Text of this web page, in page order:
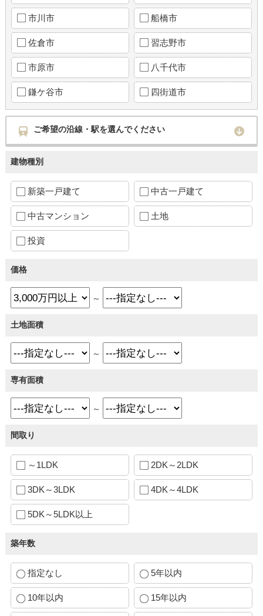
市川市 船橋市
佐倉市 習志野市
市原市 八千代市
鎌ケ谷市 四街道市
ご希望の沿線・駅を選んでください
建物種別
新築一戸建て 中古一戸建て
中古マンション 土地
投資
価格
～
土地面積
～
専有面積
～
間取り
～1LDK 2DK～2LDK
3DK～3LDK 4DK～4LDK
5DK～5LDK以上
築年数
指定なし 5年以内
10年以内 15年以内